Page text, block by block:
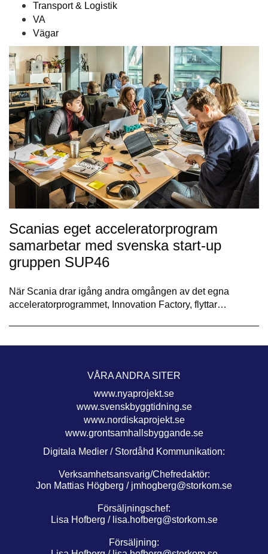
Transport & Logistik
VA
Vägar
Scanias eget acceleratorprogram
samarbetar med svenska start-up
gruppen SUP46
När Scania drar igång andra omgången av det egna
acceleratorprogrammet, Innovation Factory, flyttar…
VÅRA ANDRA SITER
www.nyaprojekt.se
www.svenskbyggtidning.se
www.nordiskaprojekt.se
www.grontsamhallsbyggande.se
Digitala Medier / Stordåhd Kommunikation:
Verksamhetsansvarig/Chefredaktör:
Jon Mattias Högberg / jmhogberg@storkom.se
Försäljningschef:
Lisa Hofberg / lisa.hofberg@storkom.se
Försäljning: